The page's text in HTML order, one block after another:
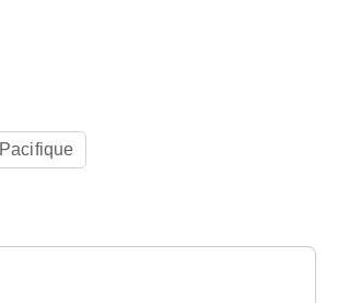
Pacifique